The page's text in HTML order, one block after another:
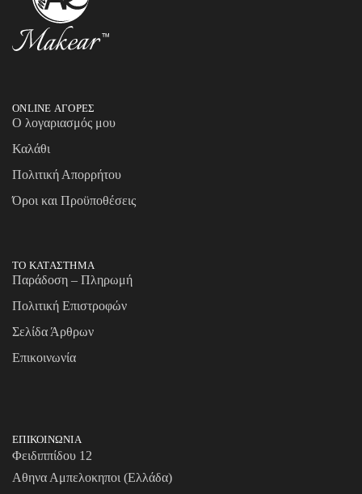
ONLINE ΑΓΟΡΕΣ
Ο λογαριασμός μου
Καλάθι
Πολιτική Απορρήτου
Όροι και Προϋποθέσεις
ΤΟ ΚΑΤΑΣΤΗΜΑ
Παράδοση – Πληρωμή
Πολιτική Επιστροφών
Σελίδα Άρθρων
Επικοινωνία
ΕΠΙΚΟΙΝΩΝΙΑ
Φειδιππίδου 12
Αθηνα Αμπελοκηποι (Ελλάδα)